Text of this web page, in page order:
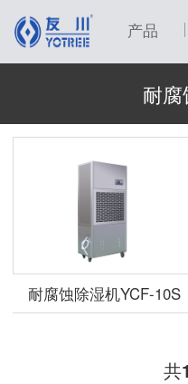
产品
耐
耐腐蚀除湿机YCF-10S
共1